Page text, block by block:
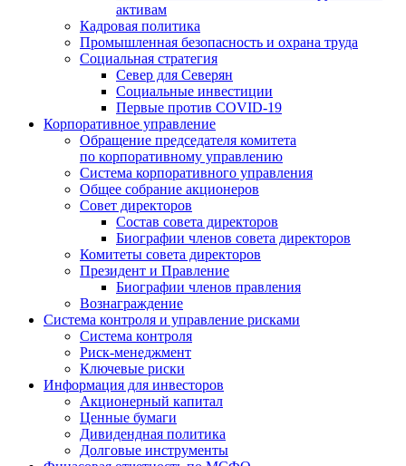
активам
Кадровая политика
Промышленная безопасность и охрана труда
Социальная стратегия
Север для Северян
Социальные инвестиции
Первые против COVID‑19
Корпоративное управление
Обращение председателя комитета
по корпоративному управлению
Система корпоративного управления
Общее собрание акционеров
Совет директоров
Состав совета директоров
Биографии членов совета директоров
Комитеты совета директоров
Президент и Правление
Биографии членов правления
Вознаграждение
Система контроля и управление рисками
Система контроля
Риск-менеджмент
Ключевые риски
Информация для инвесторов
Акционерный капитал
Ценные бумаги
Дивидендная политика
Долговые инструменты